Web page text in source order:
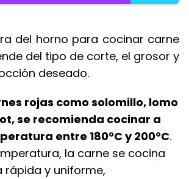
del horno para cocinar carne
del tipo de corte, el grosor y
deseado.
rojas como solomillo, lomo
se recomienda cocinar a
entre 180°C y 200°C.
la carne se cocina
rápida y uniforme,